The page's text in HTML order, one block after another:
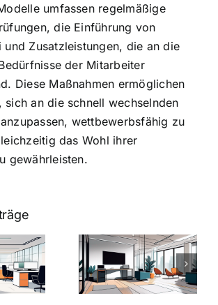
umfassen regelmäßige
die Einführung von
und Zusatzleistungen, die an die
der Mitarbeiter
Diese Maßnahmen ermöglichen
sich an die schnell wechselnden
wettbewerbsfähig zu
das Wohl ihrer
gewährleisten.
5
Warum
bei
Arbeitgebern